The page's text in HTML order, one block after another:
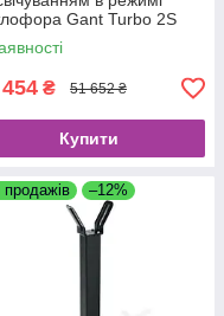
спеціальною
істотно підвищує
Її довжина — 6 м.
Gant Turbo 2S
₴ 51 652 ₴
Купити
продажів –12%